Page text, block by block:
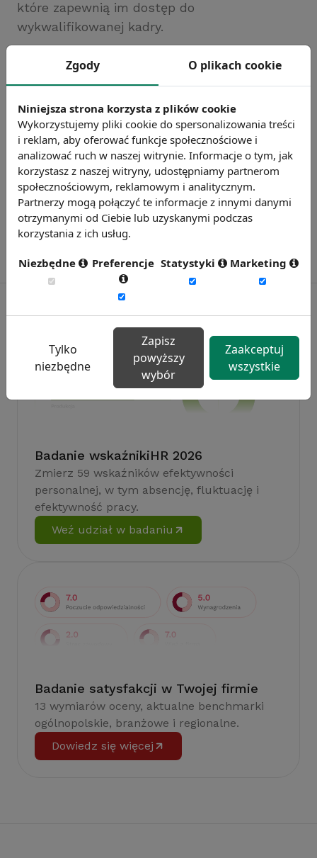
które zapewnią im dostęp do
wykwalifikowanej kadry.
Główne ośrodki akademickie w Polsce to
Warszawa, Kraków, Poznań i Wrocław. W
sumie, w tych 4 miastach, szkołę wyższą
ukończyło ponad 185 tys. osób, co stanowi
38% wszystkich absolwentów w 2011 roku w
Polsce.
Badanie wskaźnikiHR 2026
Zmierz 59 wskaźników efektywności
personalnej, w tym absencję, fluktuację i
efektywność pracy.
Weź udział w badaniu
Badanie satysfakcji w Twojej firmie
13 wymiarów oceny, aktualne benchmarki
ogólnopolskie, branżowe i regionalne.
Dowiedz się więcej
Zgody O plikach cookie
Niniejsza strona korzysta z plików cookie
Wykorzystujemy pliki cookie do spersonalizowania treści
i reklam, aby oferować funkcje społecznościowe i
analizować ruch w naszej witrynie. Informacje o tym, jak
korzystasz z naszej witryny, udostępniamy partnerom
społecznościowym, reklamowym i analitycznym.
Partnerzy mogą połączyć te informacje z innymi danymi
otrzymanymi od Ciebie lub uzyskanymi podczas
korzystania z ich usług.
Niezbędne Preferencje Statystyki Marketing
Tylko
niezbędne
Zapisz
powyższy
wybór
Zaakceptuj
wszystkie